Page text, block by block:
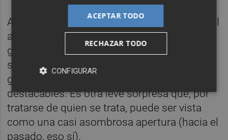
AC/DC juegan a ser Led Zeppelin tanto por el
aullido de apertura de Brian como por la
guitarra serpenteante de Angus. Los
sablazos que Stevie Young le pega a su
guitarra rítmica también son ciertamente
destacables. Es otra leve sorpresa que, por
tratarse de quien se trata, puede ser vista
como una casi asombrosa apertura (hacia el
pasado, eso sí).
ACEPTAR TODO
RECHAZAR TODO
CONFIGURAR